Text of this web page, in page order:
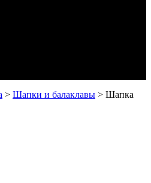
> Шапки и балаклавы > Шапка